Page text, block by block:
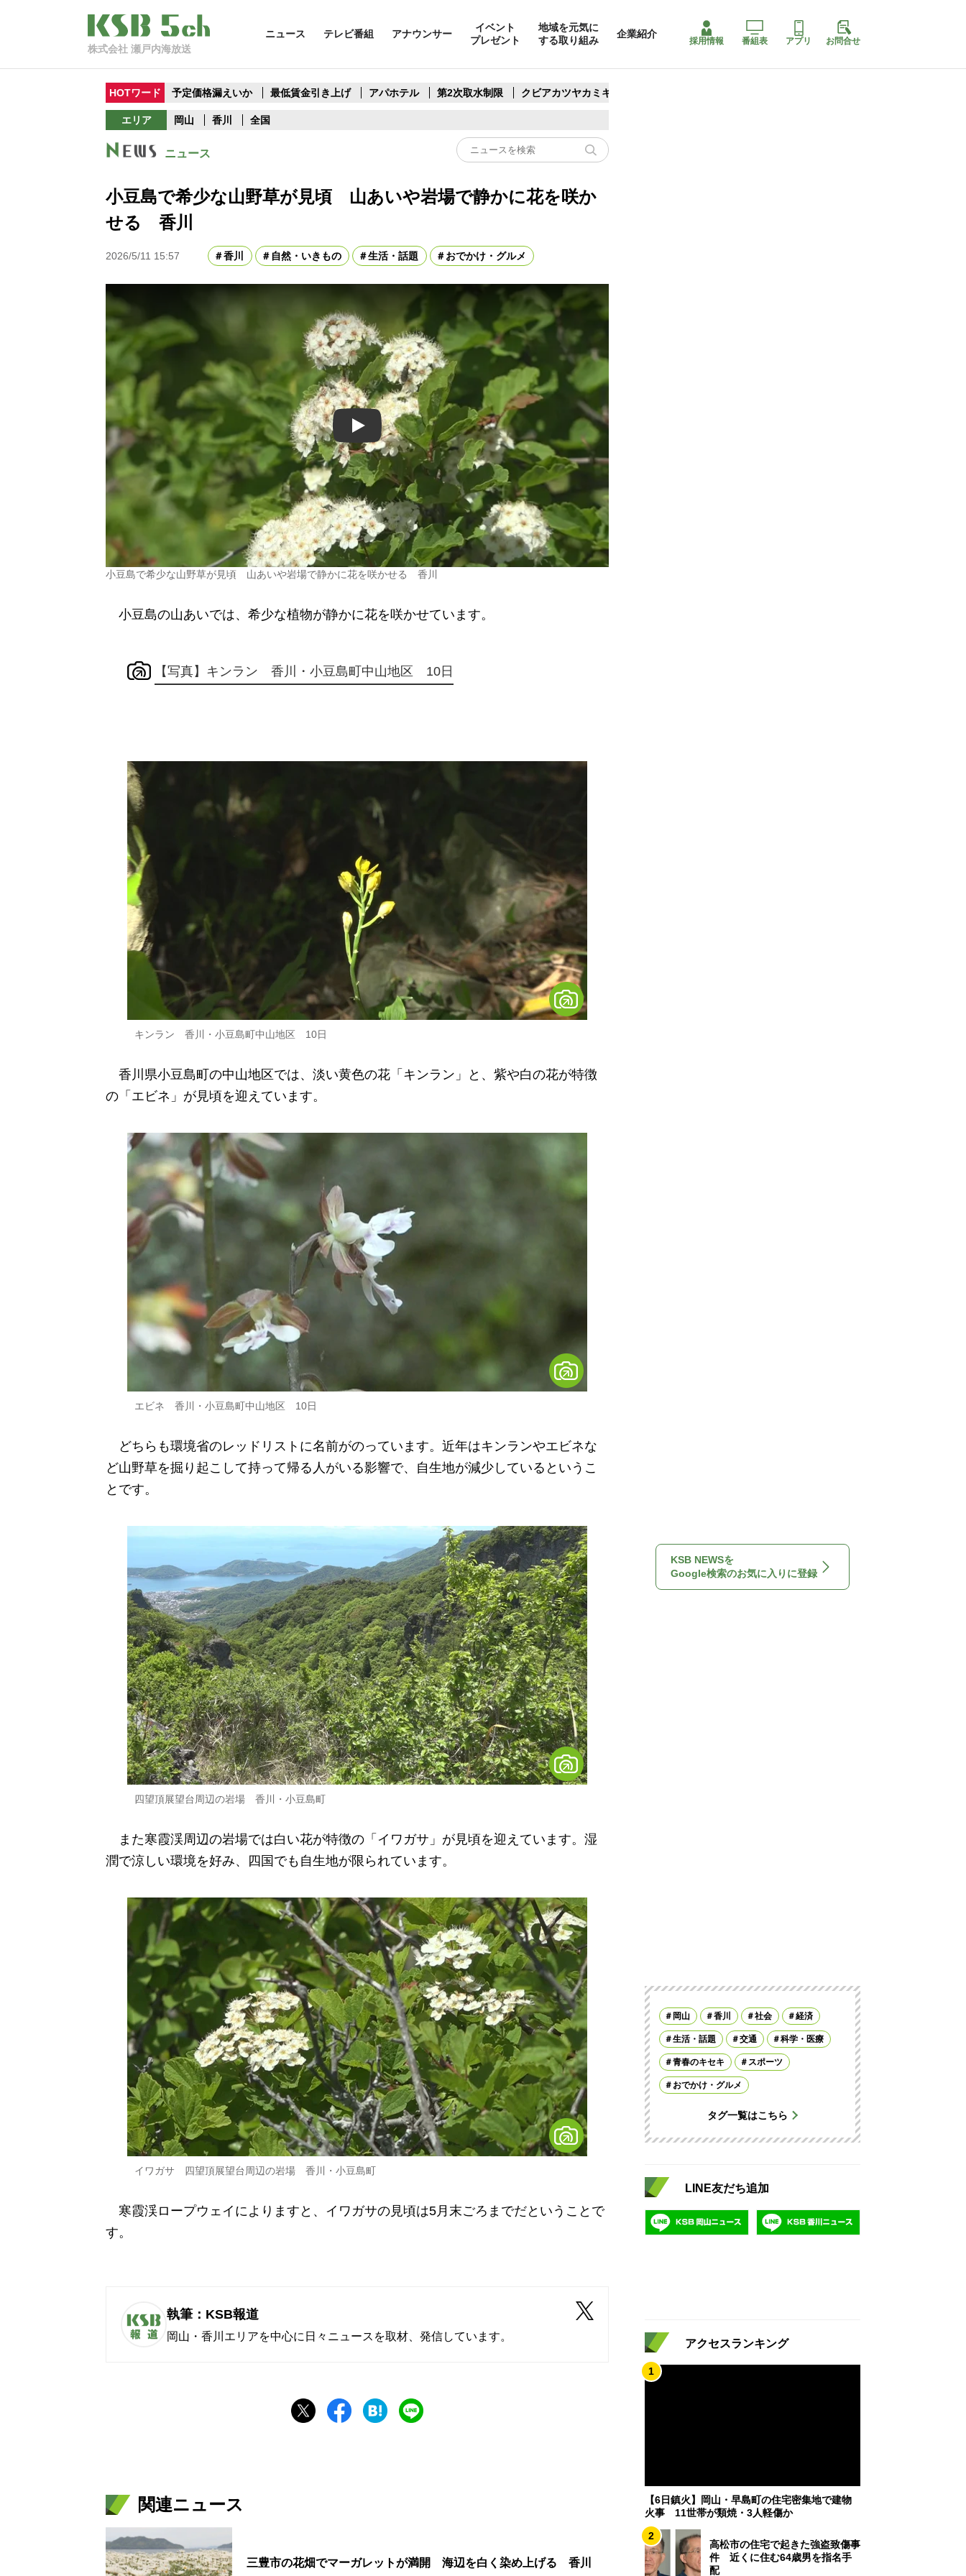
株式会社 瀬戸内海放送
ニュース テレビ番組 アナウンサー
イベント
プレゼント
地域を元気に
する取り組み
企業紹介
採用情報 番組表 アプリ お問合せ
HOTワード 予定価格漏えいか 最低賃金引き上げ アパホテル 第2次取水制限 クビアカツヤカミキリ
エリア 岡山 香川 全国
ニュース
小豆島で希少な山野草が見頃 山あいや岩場で静かに花を咲か
せる 香川
2026/5/11 15:57 香川 自然・いきもの 生活・話題 おでかけ・グルメ
Play
小豆島で希少な山野草が見頃 山あいや岩場で静かに花を咲かせる 香川
小豆島の山あいでは、希少な植物が静かに花を咲かせています。
【写真】キンラン 香川・小豆島町中山地区 10日
キンラン 香川・小豆島町中山地区 10日
香川県小豆島町の中山地区では、淡い黄色の花「キンラン」と、紫や白の花が特徴
の「エビネ」が見頃を迎えています。
エビネ 香川・小豆島町中山地区 10日
どちらも環境省のレッドリストに名前がのっています。近年はキンランやエビネな
ど山野草を掘り起こして持って帰る人がいる影響で、自生地が減少しているというこ
とです。
四望頂展望台周辺の岩場 香川・小豆島町
また寒霞渓周辺の岩場では白い花が特徴の「イワガサ」が見頃を迎えています。湿
潤で涼しい環境を好み、四国でも自生地が限られています。
イワガサ 四望頂展望台周辺の岩場 香川・小豆島町
寒霞渓ロープウェイによりますと、イワガサの見頃は5月末ごろまでだということで
す。
執筆：KSB報道
岡山・香川エリアを中心に日々ニュースを取材、発信しています。
関連ニュース
三豊市の花畑でマーガレットが満開 海辺を白く染め上げる 香川
KSB NEWSを
Google検索のお気に入りに登録
岡山 香川 社会 経済
生活・話題 交通 科学・医療
青春のキセキ スポーツ
おでかけ・グルメ
タグ一覧はこちら
LINE友だち追加
アクセスランキング
1
【6日鎮火】岡山・早島町の住宅密集地で建物
火事 11世帯が類焼・3人軽傷か
2
高松市の住宅で起きた強盗致傷事
件 近くに住む64歳男を指名手
配